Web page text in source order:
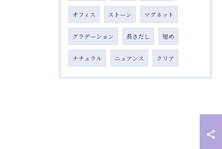
オフィス ストーン マグネット
グラデーション 長さだし 短め
ナチュラル ニュアンス クリア